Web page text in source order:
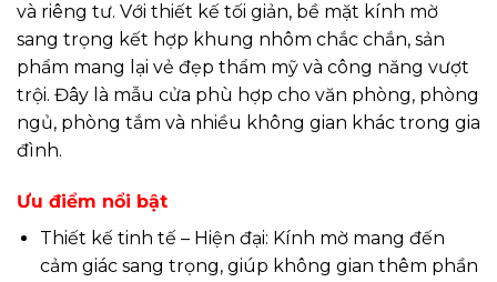
và riêng tư. Với thiết kế tối giản, bề mặt kính mờ
sang trọng kết hợp khung nhôm chắc chắn, sản
phẩm mang lại vẻ đẹp thẩm mỹ và công năng vượt
trội. Đây là mẫu cửa phù hợp cho văn phòng, phòng
ngủ, phòng tắm và nhiều không gian khác trong gia
đình.
Ưu điểm nổi bật
Thiết kế tinh tế – Hiện đại: Kính mờ mang đến
cảm giác sang trọng, giúp không gian thêm phần